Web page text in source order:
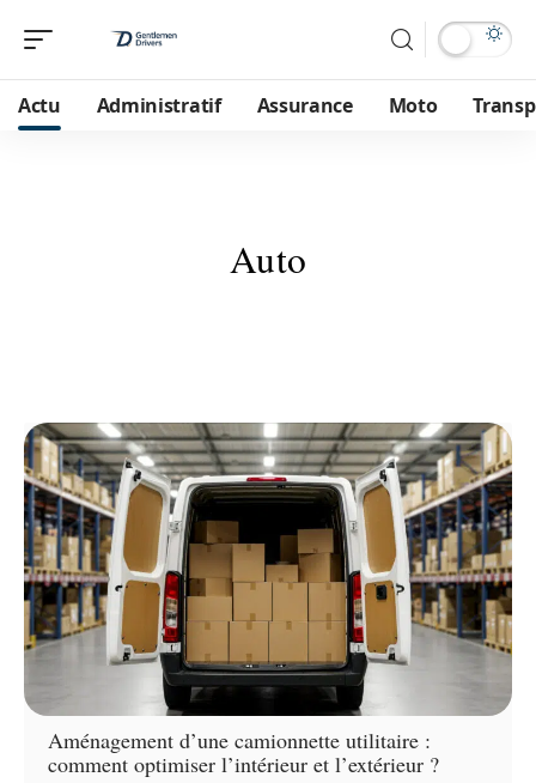
Actu Administratif Assurance Moto
Auto
Aménagement d’une camionnette utilitaire :
comment optimiser l’intérieur et l’extérieur ?